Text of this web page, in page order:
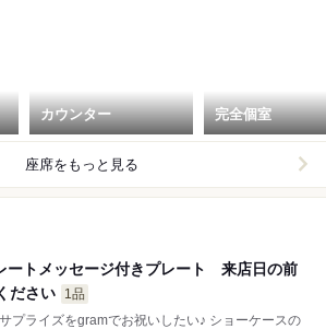
カウンター 完全個室
座席をもっと見る
ートメッセージ付きプレート 来店日の前
ださい
1品
ズをgramでお祝いしたい♪ ショーケースの